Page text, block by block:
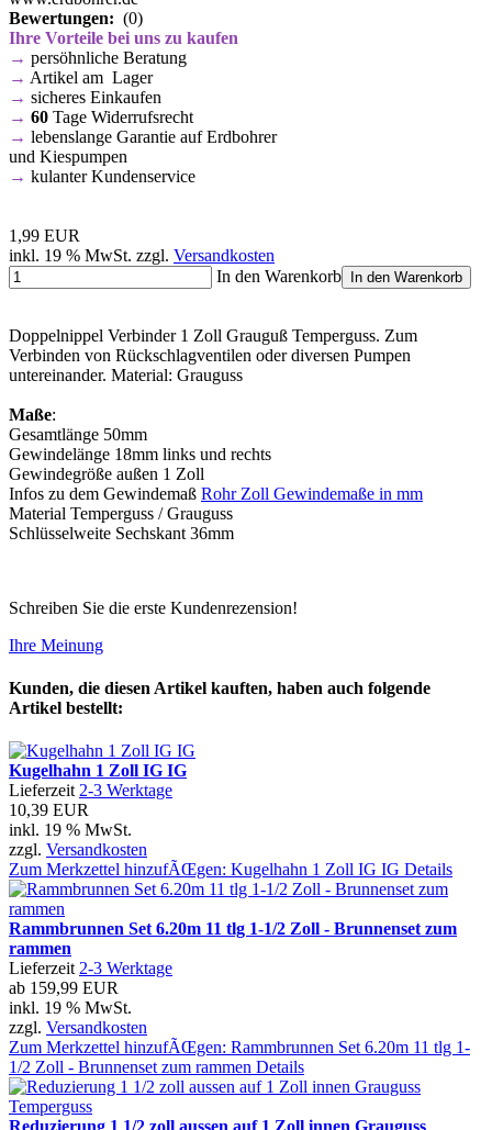
Bewertungen: (0)
Ihre Vorteile bei uns zu kaufen
→ persöhnliche Beratung
→ Artikel am Lager
→ sicheres Einkaufen
→ 60 Tage Widerrufsrecht
→ lebenslange Garantie auf Erdbohrer
und Kiespumpen
→ kulanter Kundenservice
1,99 EUR
inkl. 19 % MwSt. zzgl. Versandkosten
In den Warenkorb
In den Warenkorb
Doppelnippel Verbinder 1 Zoll Grauguß Temperguss. Zum
Verbinden von Rückschlagventilen oder diversen Pumpen
untereinander. Material: Grauguss
Maße:
Gesamtlänge 50mm
Gewindelänge 18mm links und rechts
Gewindegröße außen 1 Zoll
Infos zu dem Gewindemaß Rohr Zoll Gewindemaße in mm
Material Temperguss / Grauguss
Schlüsselweite Sechskant 36mm
Schreiben Sie die erste Kundenrezension!
Ihre Meinung
Kunden, die diesen Artikel kauften, haben auch folgende
Artikel bestellt:
Kugelhahn 1 Zoll IG IG
Lieferzeit2-3 Werktage
10,39 EUR
inkl. 19 % MwSt.
zzgl. Versandkosten
Zum Merkzettel hinzufÃŒgen: Kugelhahn 1 Zoll IG IG Details
Rammbrunnen Set 6.20m 11 tlg 1-1/2 Zoll - Brunnenset zum
rammen
Lieferzeit2-3 Werktage
ab 159,99 EUR
inkl. 19 % MwSt.
zzgl. Versandkosten
Zum Merkzettel hinzufÃŒgen: Rammbrunnen Set 6.20m 11 tlg 1-
1/2 Zoll - Brunnenset zum rammen Details